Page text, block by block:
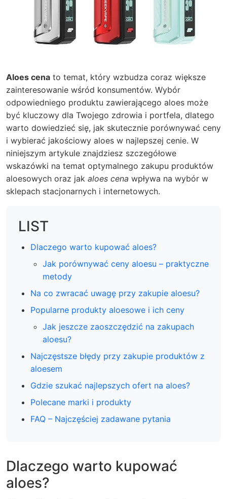
Aloes cena to temat, który wzbudza coraz większe
zainteresowanie wśród konsumentów. Wybór
odpowiedniego produktu zawierającego aloes może
być kluczowy dla Twojego zdrowia i portfela, dlatego
warto dowiedzieć się, jak skutecznie porównywać ceny
i wybierać jakościowy aloes w najlepszej cenie. W
niniejszym artykule znajdziesz szczegółowe
wskazówki na temat optymalnego zakupu produktów
aloesowych oraz jak aloes cena wpływa na wybór w
sklepach stacjonarnych i internetowych.
LIST
Dlaczego warto kupować aloes?
Jak porównywać ceny aloesu – praktyczne
metody
Na co zwracać uwagę przy zakupie aloesu?
Popularne produkty aloesowe i ich ceny
Jak jeszcze zaoszczędzić na zakupach
aloesu?
Najczęstsze błędy przy zakupie produktów z
aloesem
Gdzie szukać najlepszych ofert na aloes?
Polecane marki i produkty
FAQ – Najczęściej zadawane pytania
Dlaczego warto kupować
aloes?